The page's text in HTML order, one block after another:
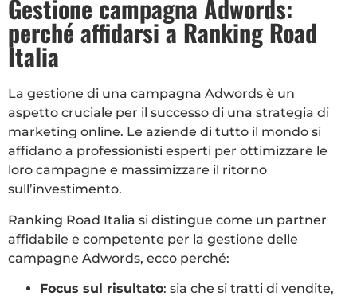
Gestione campagna Adwords:
perché affidarsi a Ranking Road
Italia
La gestione di una campagna Adwords è un
aspetto cruciale per il successo di una strategia di
marketing online. Le aziende di tutto il mondo si
affidano a professionisti esperti per ottimizzare le
loro campagne e massimizzare il ritorno
sull’investimento.
Ranking Road Italia si distingue come un partner
affidabile e competente per la gestione delle
campagne Adwords, ecco perché:
Focus sul risultato: sia che si tratti di vendite,